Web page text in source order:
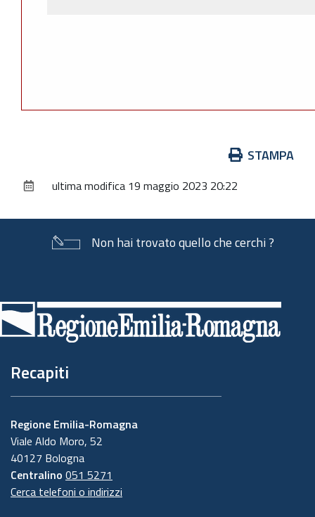
documento
STAMPA
ultima modifica 19 maggio 2023 20:22
Non hai trovato quello che cerchi ?
di
pagina
Recapiti
Regione Emilia-Romagna
Viale Aldo Moro, 52
40127 Bologna
Centralino 051 5271
Cerca telefoni o indirizzi